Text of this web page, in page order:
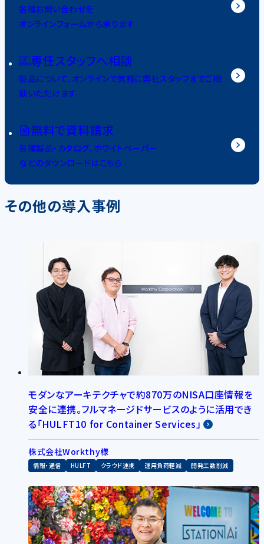
各種お問い合わせを
オンラインフォームから承ります
専任スタッフへ相談
製品について、オンラインで気軽に弊社スタッフまでご相
談いただけます
無料で資料請求
各種製品・カタログ、ホワイトペーパー
などのダウンロードはこちら
その他の導入事例
モダンなアーキテクチャで約870万のNISA口座情報を
安全に連携。フルマネージドサービスのように活用でき
る「HULFT10 for Container Services」
株式会社Workthy様
情報・通信 HULFT クラウド連携 運用負荷軽減 開発工数削減